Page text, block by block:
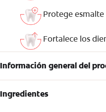
Protege esmalte
Fortalece los
Información general del
Ingredientes